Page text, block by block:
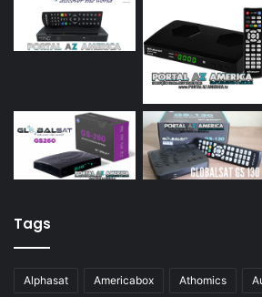
Tags
Alphasat Americabox Athomics